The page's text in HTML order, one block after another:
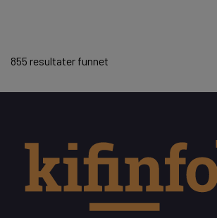
855 resultater funnet